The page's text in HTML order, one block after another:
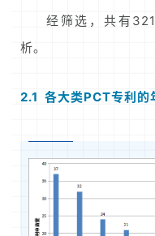
经筛选，共有
析。
2.1 各大类PCT专利的